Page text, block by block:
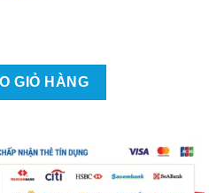
BRV số lượng
GIỎ HÀNG